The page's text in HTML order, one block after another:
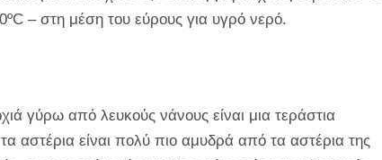
– στη μέση του εύρους για υγρό νερό.
γύρω από λευκούς νάνους είναι μια τεράστια
αστέρια είναι πολύ πιο αμυδρά από τα αστέρια της